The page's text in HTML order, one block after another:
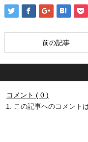
前の記事
コメント ( 0 )
この記事へのコメント